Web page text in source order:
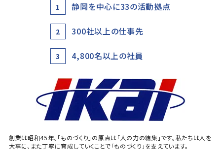
1 静岡を中心に33の活動拠点
2 300社以上の仕事先
3 4,800名以上の社員
創業は昭和45年。「ものづくり」の原点は「人の力の結集」です。私たちは人を
大事に、また丁寧に育成していくことで「ものづくり」を支えています。